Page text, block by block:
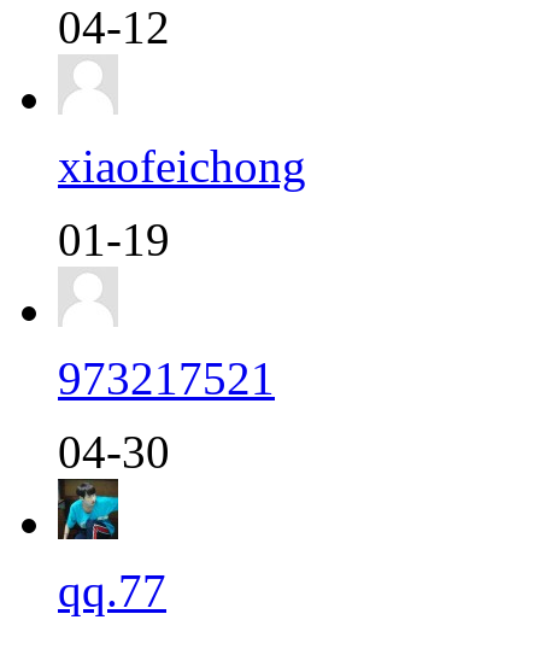
04-12
xiaofeichong
01-19
973217521
04-30
qq.77